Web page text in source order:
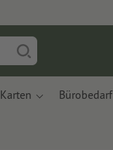
Karten Bürobedarf